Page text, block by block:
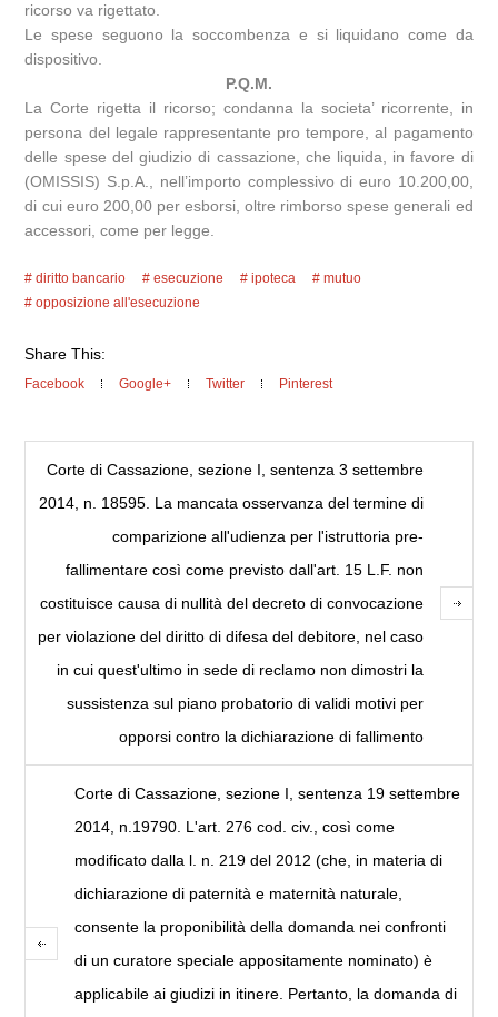
ricorso va rigettato.
Le spese seguono la soccombenza e si liquidano come da
dispositivo.
P.Q.M.
La Corte rigetta il ricorso; condanna la societa’ ricorrente, in
persona del legale rappresentante pro tempore, al pagamento
delle spese del giudizio di cassazione, che liquida, in favore di
(OMISSIS) S.p.A., nell’importo complessivo di euro 10.200,00,
di cui euro 200,00 per esborsi, oltre rimborso spese generali ed
accessori, come per legge.
diritto bancario esecuzione ipoteca
mutuo
opposizione all'esecuzione
Share This:
Facebook Google+ Twitter Pinterest
Corte di Cassazione, sezione I, sentenza 3 settembre
2014, n. 18595. La mancata osservanza del termine di
comparizione all'udienza per l'istruttoria pre-
fallimentare così come previsto dall'art. 15 L.F. non
costituisce causa di nullità del decreto di convocazione
per violazione del diritto di difesa del debitore, nel caso
in cui quest'ultimo in sede di reclamo non dimostri la
sussistenza sul piano probatorio di validi motivi per
opporsi contro la dichiarazione di fallimento
Corte di Cassazione, sezione I, sentenza 19 settembre
2014, n.19790. L'art. 276 cod. civ., così come
modificato dalla l. n. 219 del 2012 (che, in materia di
dichiarazione di paternità e maternità naturale,
consente la proponibilità della domanda nei confronti
di un curatore speciale appositamente nominato) è
applicabile ai giudizi in itinere. Pertanto, la domanda di